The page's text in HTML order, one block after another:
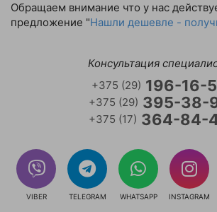
Обращаем внимание что у нас
предложение "Нашли дешевле -
Консультация
+375 (29) 196-16-
+375 (29) 395-38-
+375 (17) 364-84-
VIBER TELEGRAM WHATSAPP INSTAGRAM